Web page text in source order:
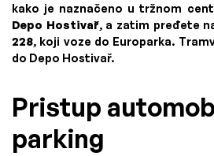
kako je naznačeno u tržnom
Depo Hostivař, a zatim pređete
228, koji voze do Europarka.
do Depo Hostivař.
Pristup
parking